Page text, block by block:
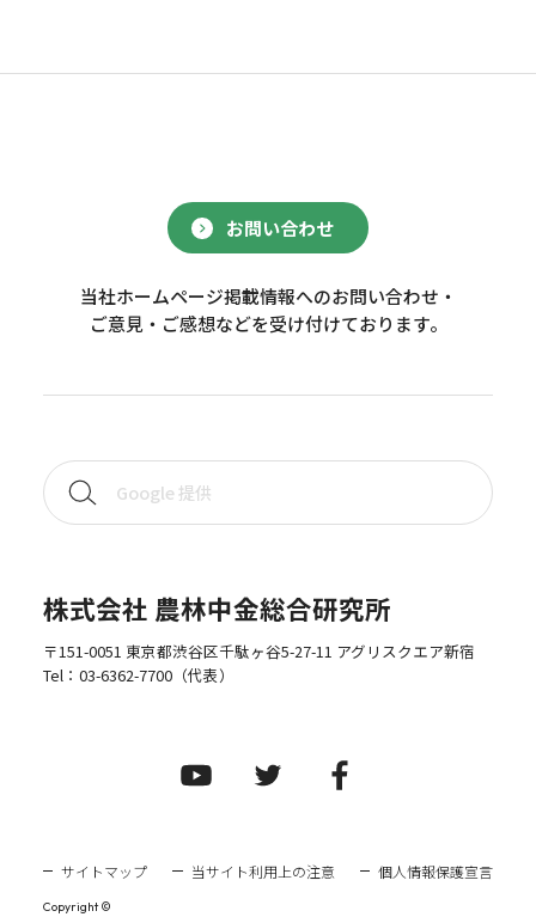
お問い合わせ
当社ホームページ掲載情報へのお問い合わせ・
ご意見・ご感想などを受け付けております。
株式会社 農林中金総合研究所
〒151-0051 東京都渋谷区千駄ヶ谷5-27-11 アグリスクエア新宿
Tel： 03-6362-7700（代表）
サイトマップ 当サイト利用上の注意 個人情報保護宣言
Copyright ©